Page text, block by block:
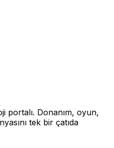
portalı. Donanım, oyun,
tek bir çatıda